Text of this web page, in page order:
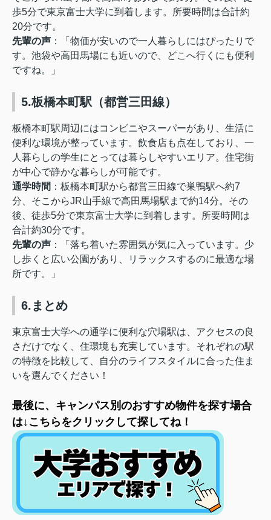
歩5分で東京富士大学に到着します。所要時間は合計約
20分です。
先輩の声 ：
「物価が安いので一人暮らしにはぴったりで
す。池袋や高田馬場にも近いので、どこへ行くにも便利
ですね。」
5.板橋本町駅（都営三田線）
板橋本町駅周辺にはコンビニやスーパーがあり、生活に
便利な環境が整っています。飲食店も点在しており、一
人暮らしの学生にとっては暮らしやすいエリア。住宅街
が中心で静かな暮らしが可能です。
通学時間 ： 板橋本町駅から都営三田線で巣鴨駅へ約7
分、そこからJR山手線で高田馬場駅まで約14分。その
後、徒歩5分で東京富士大学に到着します。所要時間は
合計約30分です。
先輩の声 ：
「落ち着いた雰囲気が気に入っています。少
し歩くと広い公園があり、リラックスするのに最適な場
所です。」
6.まとめ
東京富士大学への通学に便利な穴場駅は、アクセスの良
さだけでなく、住環境も充実しています。それぞれの駅
の特徴を比較して、自分のライフスタイルに合った住ま
いを選んでください！
最後に、キャンパス別のおすすめ物件を探す場合
は↓こちらをクリックして探してね！